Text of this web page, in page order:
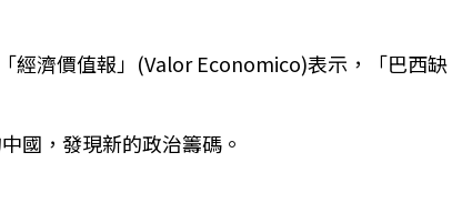
經濟價值報」(Valor Economico)表示，「巴西缺
國，發現新的政治籌碼。